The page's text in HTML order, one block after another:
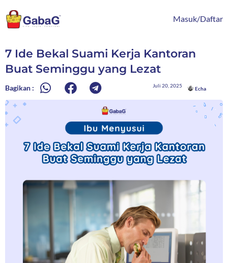
ke
konten
Masuk/Daftar
7 Ide Bekal Suami Kerja Kantoran
Buat Seminggu yang Lezat
Bagikan : Juli 20, 2025
Echa